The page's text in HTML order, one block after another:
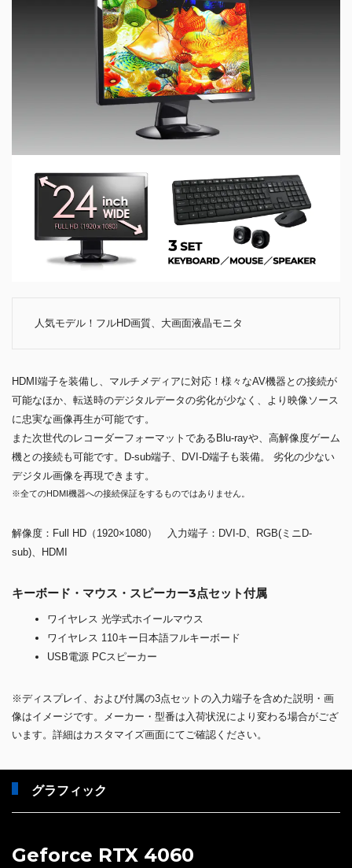
人気モデル！フルHD画質、大画面液晶モニタ
HDMI端子を装備し、マルチメディアに対応！様々なAV機器との接続が
可能なほか、転送時のデジタルデータの劣化が少なく、より映像ソース
に忠実な画像再生が可能です。
また次世代のレコーダーフォーマットであるBlu-rayや、高解像度ゲーム
機との接続も可能です。D-sub端子、DVI-D端子も装備。 劣化の少ない
デジタル画像を再現できます。
※全てのHDMI機器への接続保証をするものではありません。
解像度：Full HD（1920×1080） 入力端子：DVI-D、RGB(ミニD-
sub)、HDMI
キーボード・マウス・スピーカー3点セット付属
ワイヤレス 光学式ホイールマウス
ワイヤレス 110キー日本語フルキーボード
USB電源 PCスピーカー
※ディスプレイ、および付属の3点セットの入力端子を含めた説明・画
像はイメージです。メーカー・型番は入荷状況により変わる場合がござ
います。詳細はカスタマイズ画面にてご確認ください。
グラフィック
Geforce RTX 4060